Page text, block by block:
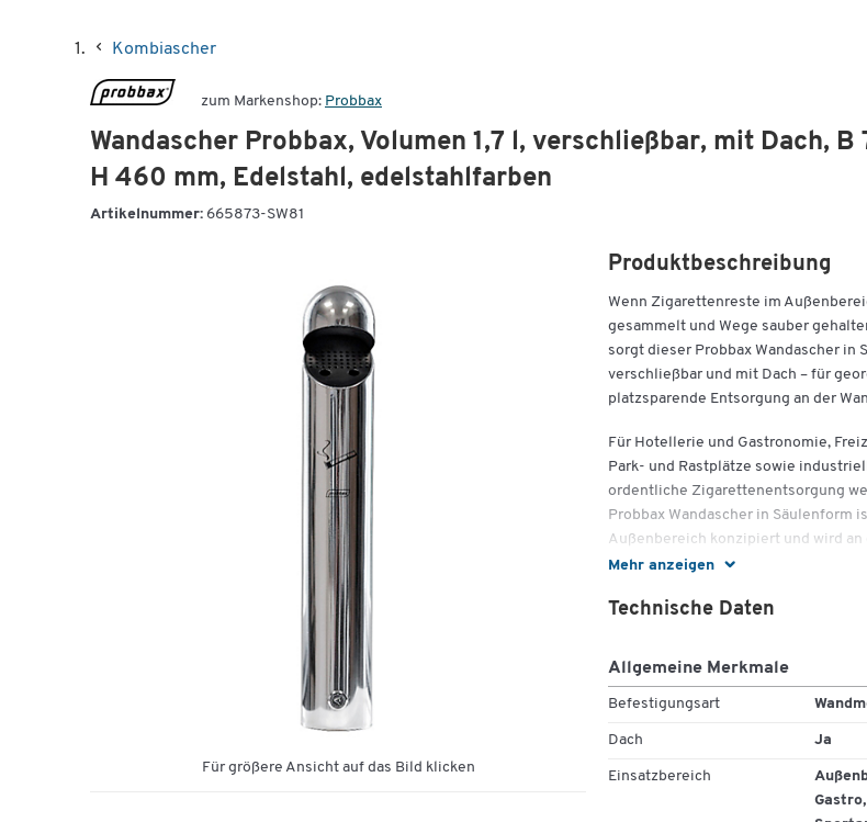
Kombiascher
zum Markenshop: Probbax
Wandascher Probbax, Volumen 1,7 l, verschließbar, mit Dach, B
H 460 mm, Edelstahl, edelstahlfarben
Artikelnummer: 665873-SW81
Für größere Ansicht auf das Bild klicken
Mehr anzeigen
Produktbeschreibung
Wenn Zigarettenreste im
gesammelt und Wege sauber
sorgt dieser Probbax Wandascher in
verschließbar und mit Dach – für
platzsparende Entsorgung an der
Für Hotellerie und Gastronomie,
Park- und Rastplätze sowie
ordentliche Zigarettenentsorgung
Probbax Wandascher in Säulenform
Außenbereich konzipiert und wird an
das Montage-Set gehört zum
Das Dach schützt den Einwurfbereich
Inneneimer erfolgt die Entleerung
Servicezeiten planbar hält.
Mit 1,7 Litern Volumen eignet er sich
definierte Raucherzonen. Edelstahl
gut reinigen und fügt sich dezent an
Technische Daten
Allgemeine Merkmale
Befestigungsart
Dach Ja
Einsatzbereich